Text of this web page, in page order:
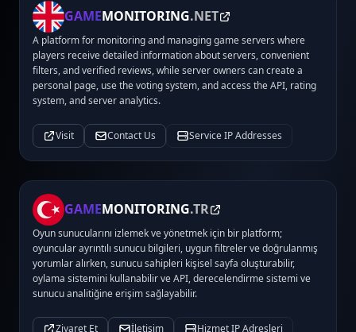
GAMEMONITORING.NET
A platform for monitoring and managing game servers where
players receive detailed information about servers, convenient
filters, and verified reviews, while server owners can create a
personal page, use the voting system, and access the API, rating
system, and server analytics.
Visit Contact Us Service IP Addresses
GAMEMONITORING.TR
Oyun sunucularını izlemek ve yönetmek için bir platform;
oyuncular ayrıntılı sunucu bilgileri, uygun filtreler ve doğrulanmış
yorumlar alırken, sunucu sahipleri kişisel sayfa oluşturabilir,
oylama sistemini kullanabilir ve API, derecelendirme sistemi ve
sunucu analitiğine erişim sağlayabilir.
Ziyaret Et İletişim Hizmet IP Adresleri